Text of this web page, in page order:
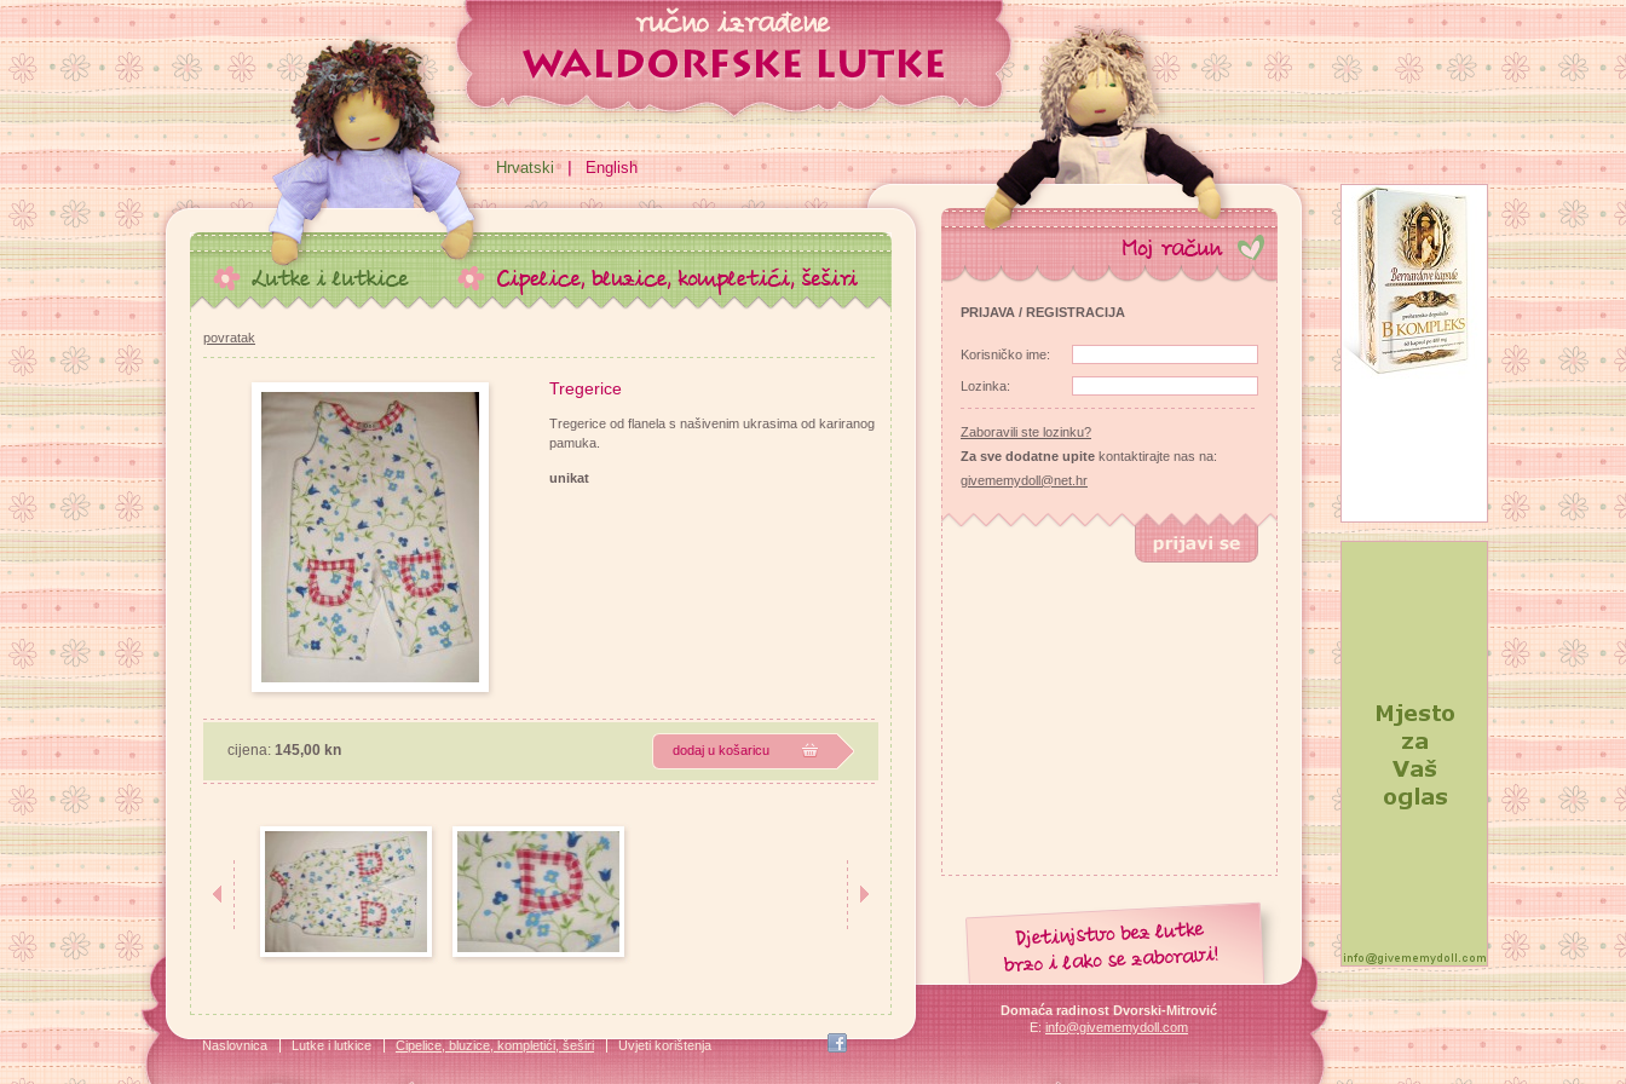
Hrvatski English
povratak
Tregerice
Tregerice od flanela s našivenim ukrasima od kariranog
pamuka.
unikat
cijena: 145,00 kn dodaj u košaricu
PRIJAVA / REGISTRACIJA
Korisničko ime:
Lozinka:
Zaboravili ste lozinku?
Za sve dodatne upite kontaktirajte nas na:
givememydoll@net.hr
Naslovnica Lutke i lutkice Cipelice, bluzice, kompletići, šeširi Uvjeti korištenja
Domaća radinost Dvorski-Mitrović
E: info@givememydoll.com